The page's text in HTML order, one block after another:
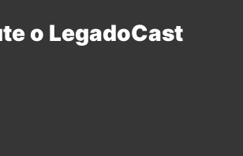
o LegadoCast